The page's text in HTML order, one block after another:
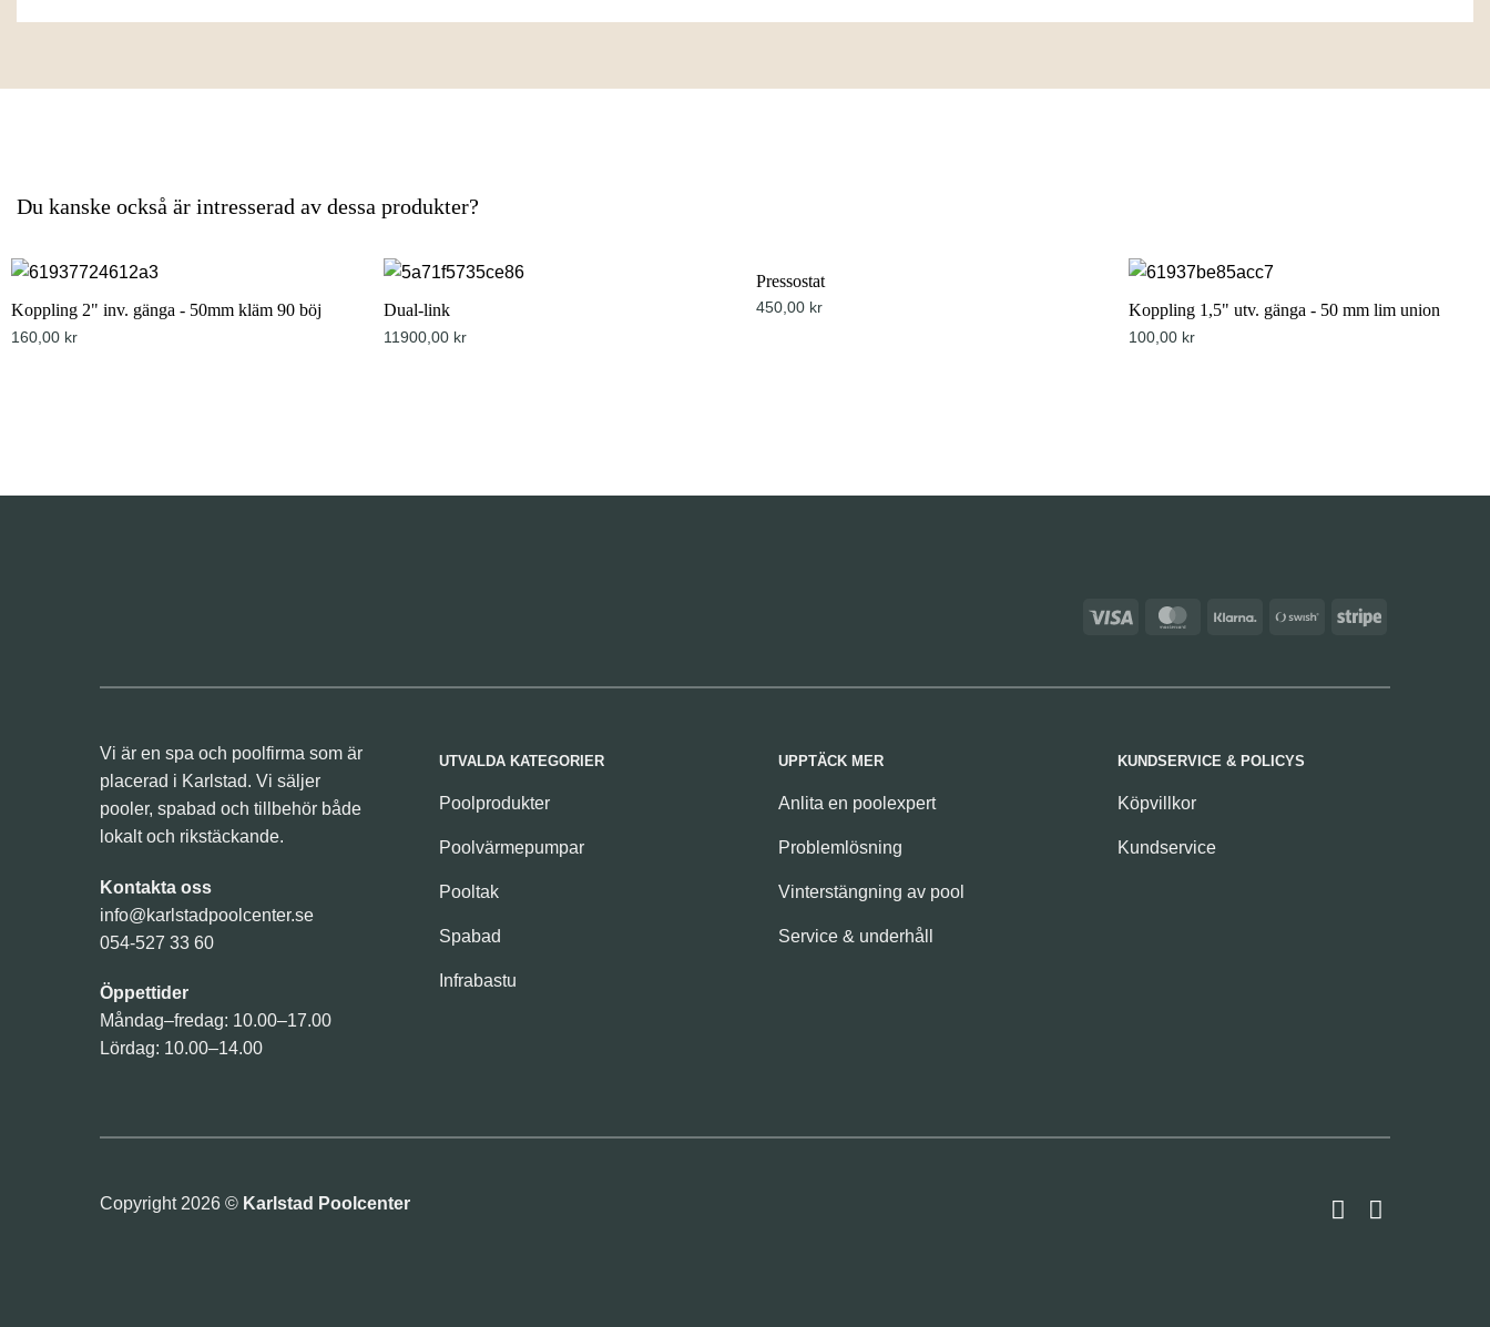
Du kanske också är intresserad av dessa produkter?
Koppling 2" inv. gänga - 50mm kläm 90 böj
160,00 kr
Dual-link
11900,00 kr
Pressostat
450,00 kr Koppling 1,5" utv. gänga - 50 mm lim union
100,00 kr
Visa MasterCardKlarna Swish
Stripe
Vi är en spa och poolfirma som är
placerad i Karlstad. Vi säljer
pooler, spabad och tillbehör både
lokalt och rikstäckande.
Kontakta oss
info@karlstadpoolcenter.se
054-527 33 60
Öppettider
Måndag–fredag: 10.00–17.00
Lördag: 10.00–14.00
UTVALDA KATEGORIER
Poolprodukter
Poolvärmepumpar
Pooltak
Spabad
Infrabastu
UPPTÄCK MER
Anlita en poolexpert
Problemlösning
Vinterstängning av pool
Service & underhåll
KUNDSERVICE & POLICYS
Köpvillkor
Kundservice
Copyright 2026 © Karlstad Poolcenter